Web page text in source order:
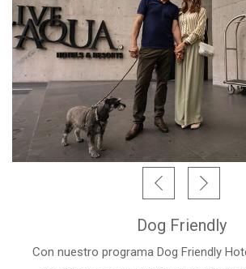
Dog Friendly
Con nuestro programa Dog Friendly